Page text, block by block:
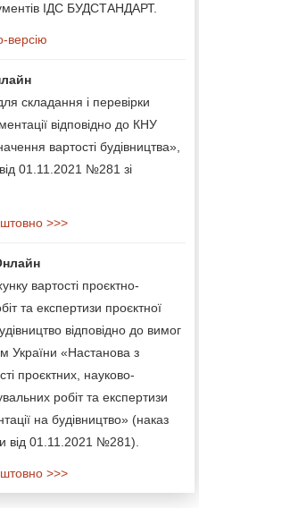
ІДС БУДСТАНДАРТ.
версію
складання і перевірки
відповідно до КНУ
вартості будівництва»,
01.11.2021 №281 зі
>>>
вартості проєктно-
та експертизи проєктної
відповідно до вимог
України «Настанова з
проєктних, науково-
робіт та експертизи
на будівництво» (наказ
від 01.11.2021 №281).
>>>